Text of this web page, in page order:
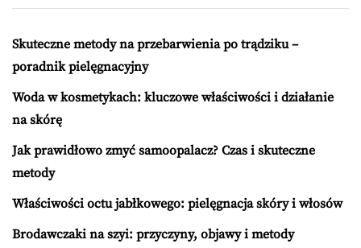
Skuteczne metody na przebarwienia po trądziku –
poradnik pielęgnacyjny
Woda w kosmetykach: kluczowe właściwości i działanie
na skórę
Jak prawidłowo zmyć samoopalacz? Czas i skuteczne
metody
Właściwości octu jabłkowego: pielęgnacja skóry i włosów
Brodawczaki na szyi: przyczyny, objawy i metody